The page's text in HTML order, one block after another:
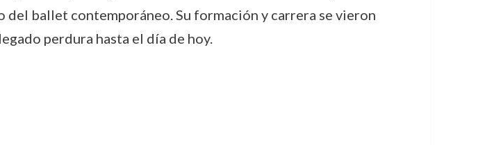
ballet contemporáneo. Su formación y carrera se vieron
perdura hasta el día de hoy.